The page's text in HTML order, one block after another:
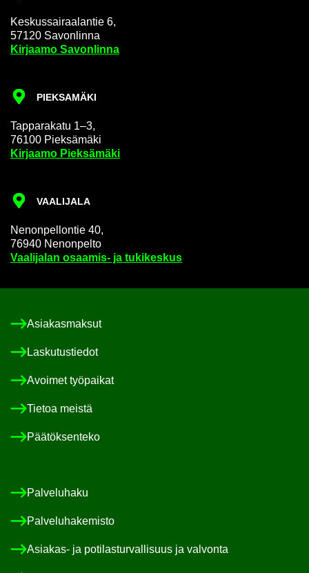
Kes­kus­sai­raa­lan­tie 6,
57120 Sa­von­lin­na
Kir­jaa­mo Sa­von­lin­na
PIEK­SA­MÄ­KI
Tap­pa­ra­ka­tu 1–3,
76100 Piek­sä­mä­ki
Kir­jaa­mo Piek­sä­mä­ki
VAA­LI­JA­LA
Ne­non­pel­lon­tie 40,
76940 Ne­non­pel­to
Vaa­li­ja­lan osaamis-​ ja tu­ki­kes­kus
Asia­kas­mak­sut
Las­ku­tus­tie­dot
Avoi­met työ­pai­kat
Tie­toa meis­tä
Pää­tök­sen­te­ko
Pal­ve­lu­ha­ku
Pal­ve­lu­ha­ke­mis­to
Asiakas-​ ja po­ti­las­tur­val­li­suus ja val­von­ta